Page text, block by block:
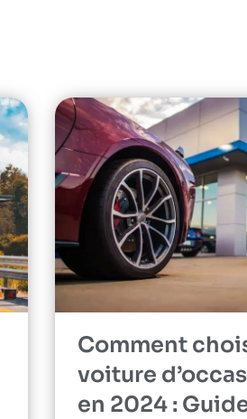
Comment
voiture
en 2024 :